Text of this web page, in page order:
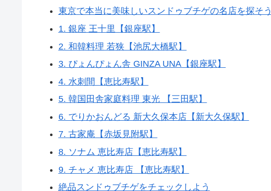
東京で本当に美味しいスンドゥブチゲの名店を探そう
1. 銀座 王十里【銀座駅】
2. 和韓料理 若狭【池尻大橋駅】
3. ぴょんぴょん舎 GINZA UNA【銀座駅】
4. 水刺間【恵比寿駅】
5. 韓国田舎家庭料理 東光 【三田駅】
6. でりかおんどる 新大久保本店【新大久保駅】
7. 古家庵【赤坂見附駅】
8. ソナム 恵比寿店【恵比寿駅】
9. チャメ 恵比寿店 【恵比寿駅】
絶品スンドゥブチゲをチェックしよう